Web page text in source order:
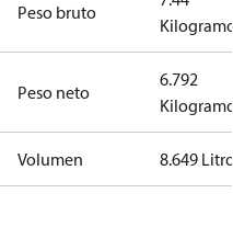
Peso bruto
Kilogramo
Peso neto
6.792
Kilogramo
Volumen 8.649 Litro